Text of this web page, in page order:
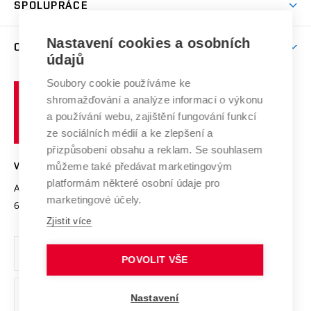
Celoživotní vzdělávání
E-přihláška
Závěrečné práce
Doktorské studium
Studium bez bariér
Podpora podnikání
Mezinárodní vědecká rada
Systém zajišťování kvality výzkumu
Výzkumné infrastruktury
Transfer znalostí
Open Science
Projekty
Projekty ze strukturálních fondů
Specifický výzkum
SPOLUPRÁCE
Zahraniční spolupráce
Spolupráce se školami
Služby univerzity
Mezinárodní dohody
Univerzitní sítě
O UNIVERZITĚ
Profil univerzity
Udržitelná univerzita
Podnikavá univerzita / ContriBUTe
Bezpečná univerzita
Vyznamenání
Organizační struktura
Ochrana osobních údajů
odkaz)
učení
technické
VYSOKÉ UČENÍ TECHNICKÉ V BRNĚ
Antonínská 548/1
602 00 Brno
www.vut.cz
vut@vutbr.cz
Nastavení cookies a osobních
údajů
Soubory cookie používáme ke
shromažďování a analýze informací o výkonu
a používání webu, zajištění fungování funkcí
ze sociálních médií a ke zlepšení a
přizpůsobení obsahu a reklam. Se souhlasem
můžeme také předávat marketingovým
platformám některé osobní údaje pro
marketingové účely.
Zjistit více
POVOLIT VŠE
Nastavení